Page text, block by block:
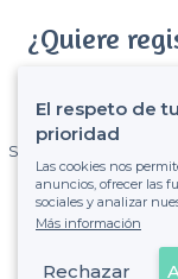
¿Quiere
Gane muchos
Sin comisiones y sin
El respeto de
prioridad
Las cookies nos
anuncios, ofrecer las
sociales y analizar
Más información
Rechazar